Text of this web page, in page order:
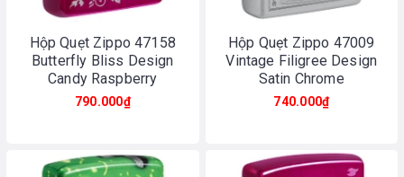
Hộp Quẹt Zippo 47158
Butterfly Bliss Design
Candy Raspberry
790.000₫
Hộp Quẹt Zippo 47009
Vintage Filigree Design
Satin Chrome
740.000₫